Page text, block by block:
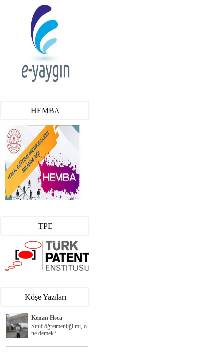
HEMBA
TPE
Köşe Yazıları
Kenan Hoca
Sınıf öğretmenliği mi, o
ne demek?